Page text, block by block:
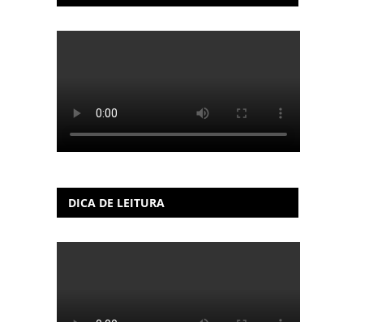
DICA DE LEITURA